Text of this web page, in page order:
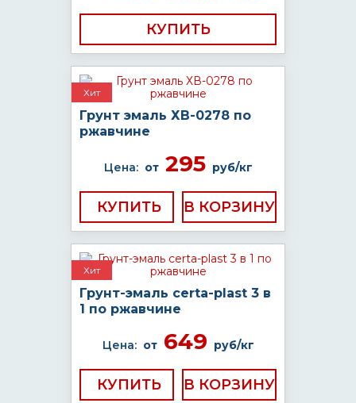
КУПИТЬ
Хит
Грунт эмаль ХВ-0278 по
ржавчине
Цена: от295 руб/кг
КУПИТЬ
Хит
Грунт-эмаль certa-plast 3 в
1 по ржавчине
Цена: от649 руб/кг
КУПИТЬ